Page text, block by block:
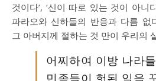
것이다’, ‘신이 따로 있는 것이 아니
파라오와 신하들의 반응과 다름 없
그 아버지께 절하는 것 만이 우리의
어찌하여 이방 나라
민족들이 헛된 일을